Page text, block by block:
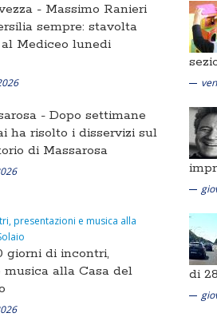
- Massimo Ranieri
sempre: stavolta
Mediceo lunedi
- Dopo settimane
ha risolto i disservizi sul
di Massarosa
giorni di incontri,
musica alla Casa del
di